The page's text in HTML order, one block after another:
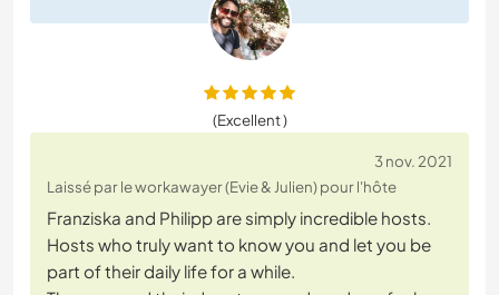
(Excellent )
3 nov. 2021
Laissé par le workawayer (Evie & Julien) pour l'hôte
Franziska and Philipp are simply incredible hosts.
Hosts who truly want to know you and let you be
part of their daily life for a while.